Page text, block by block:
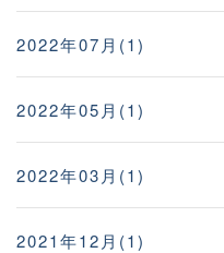
2022年07月(1)
2022年05月(1)
2022年03月(1)
2021年12月(1)